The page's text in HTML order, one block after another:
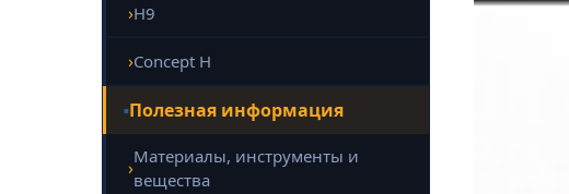
H9
Concept H
Полезная информация
Материалы, инструменты и
вещества